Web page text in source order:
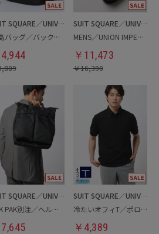
SUIT SQUARE／UNIVERSAL LANGUAGE
最高バッグ／バックパック
4,944
SUIT SQUARE／UNIVERSAL LANGUAGE
MENS／UNION IMPERIAL監修／コインローファー
￥ 11,473
￥16,390
SUIT SQUARE／UNIVERSAL LANGUAGE
YAK PAK別注／ヘルメットバッグ
7,645
SUIT SQUARE／UNIVERSAL LANGUAGE
冷たいオフィT／ポロシャツ
￥ 4,389